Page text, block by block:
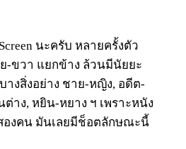
นะครับ หลายครั้งตัว
-ขวา แยกข้าง ล้วนมีนัยยะ
างสิ่งอย่าง ชาย-หญิง, อดีต-
าง, หยิน-หยาง ฯ เพราะหนัง
องคน มันเลยมีช็อตลักษณะนี้